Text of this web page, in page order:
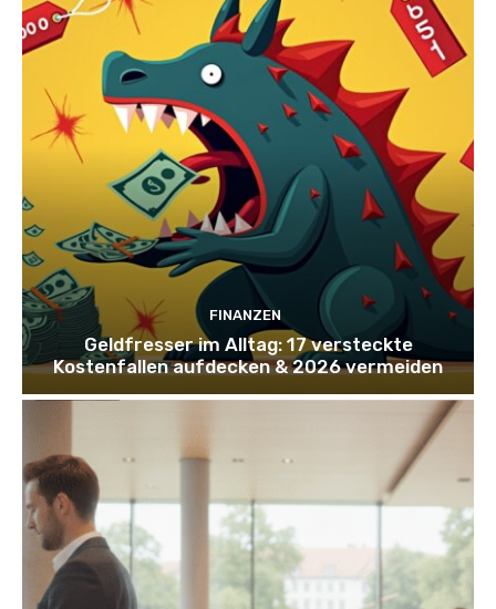
FINANZEN
Geldfresser im Alltag: 17 versteckte
Kostenfallen aufdecken & 2026 vermeiden